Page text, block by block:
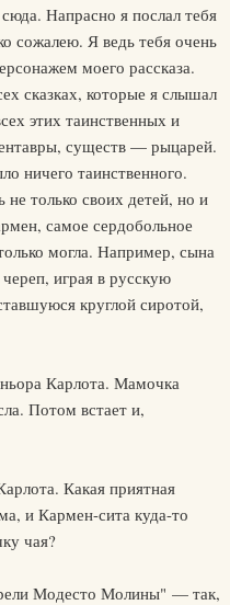
Напрасно я послал тебя
сожалею. Я ведь тебя очень
моего рассказа.
сказках, которые я слышал
этих таинственных и
существ — рыцарей.
ничего таинственного.
только своих детей, но и
самое сердобольное
могла. Например, сына
играя в русскую
круглой сиротой,
Карлота. Мамочка
Потом встает и,
Какая приятная
и Кармен-сита куда-то
чая?
Модесто Молины" — так,